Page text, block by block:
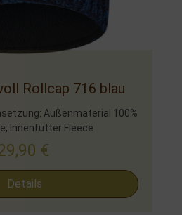
Rollcap 716 blau
Außenmaterial 100%
Innenfutter Fleece
€
Details